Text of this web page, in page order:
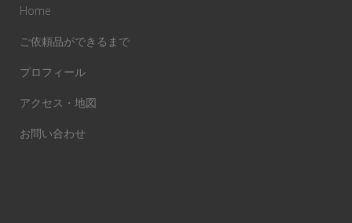
Home
ご依頼品ができるまで
プロフィール
アクセス・地図
お問い合わせ